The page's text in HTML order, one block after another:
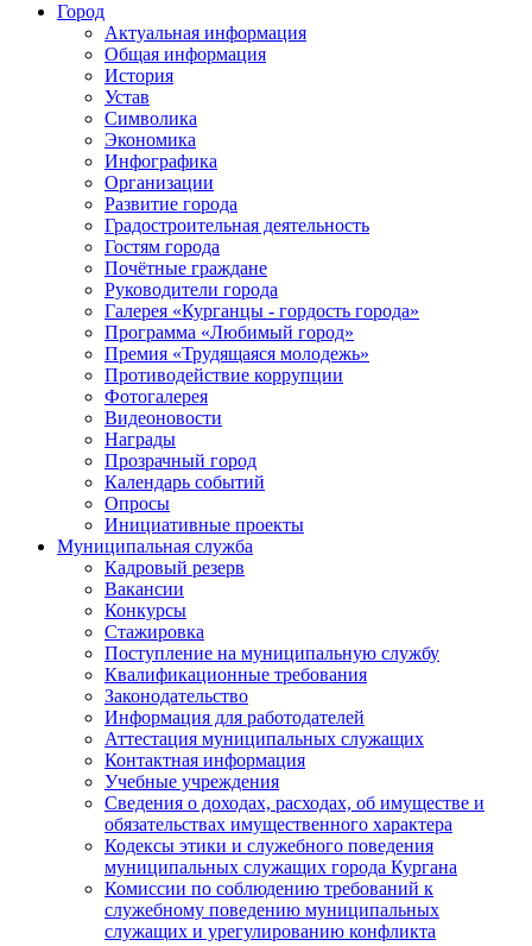
Город
Актуальная информация
Общая информация
История
Устав
Символика
Экономика
Инфографика
Организации
Развитие города
Градостроительная деятельность
Гостям города
Почётные граждане
Руководители города
Галерея «Курганцы - гордость города»
Программа «Любимый город»
Премия «Трудящаяся молодежь»
Противодействие коррупции
Фотогалерея
Видеоновости
Награды
Прозрачный город
Календарь событий
Опросы
Инициативные проекты
Муниципальная служба
Кадровый резерв
Вакансии
Конкурсы
Стажировка
Поступление на муниципальную службу
Квалификационные требования
Законодательство
Информация для работодателей
Аттестация муниципальных служащих
Контактная информация
Учебные учреждения
Сведения о доходах, расходах, об имуществе и
обязательствах имущественного характера
Кодексы этики и служебного поведения
муниципальных служащих города Кургана
Комиссии по соблюдению требований к
служебному поведению муниципальных
служащих и урегулированию конфликта